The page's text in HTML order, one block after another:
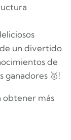
un divertido
de
ganadores 🥇!
obtener más